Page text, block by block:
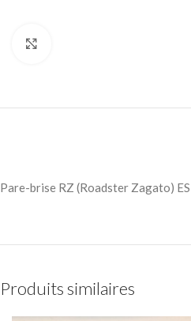
Pare-brise RZ (Roadster Zagato)
Produits similaires